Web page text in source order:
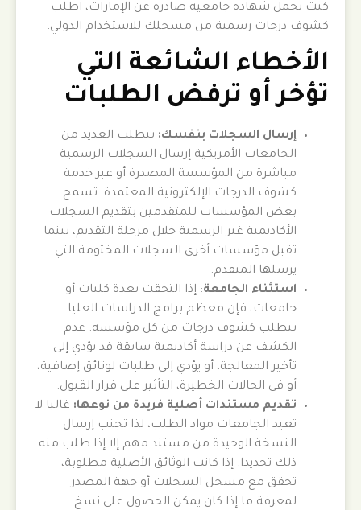
كنت تحمل شهادة جامعية صادرة عن الإمارات، اطلب
كشوف درجات رسمية من مسجلك للاستخدام الدولي.
الأخطاء الشائعة التي
تؤخر أو ترفض الطلبات
إرسال السجلات بنفسك: تتطلب العديد من
الجامعات الأمريكية إرسال السجلات الرسمية
مباشرة من المؤسسة المصدرة أو عبر خدمة
كشوف الدرجات الإلكترونية المعتمدة. تسمح
بعض المؤسسات للمتقدمين بتقديم السجلات
الأكاديمية غير الرسمية خلال مرحلة التقديم، بينما
تقبل مؤسسات أخرى السجلات المختومة التي
يرسلها المتقدم.
استثناء الجامعة: إذا التحقت بعدة كليات أو
جامعات، فإن معظم برامج الدراسات العليا
تتطلب كشوف درجات من كل مؤسسة. عدم
الكشف عن دراسة أكاديمية سابقة قد يؤدي إلى
تأخير المعالجة، أو يؤدي إلى طلبات لوثائق إضافية،
أو في الحالات الخطيرة، التأثير على قرار القبول.
تقديم مستندات أصلية فريدة من نوعها: غالبا لا
تعيد الجامعات مواد الطلب، لذا تجنب إرسال
النسخة الوحيدة من مستند مهم إلا إذا طلب منه
ذلك تحديدا. إذا كانت الوثائق الأصلية مطلوبة،
تحقق مع مسجل السجلات أو جهة المصدر
لمعرفة ما إذا كان يمكن الحصول على نسخ